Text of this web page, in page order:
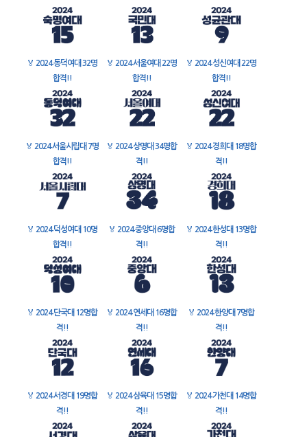
🏅 2024 동덕여대 32명
합격!!
🏅 2024 서울여대 22명
합격!!
🏅 2024 성신여대 22명
합격!!
🏅 2024 서울시립대 7명
합격!!
🏅 2024 상명대 34명합
격!!
🏅 2024 경희대 18명합
격!!
🏅 2024 덕성여대 10명
합격!!
🏅 2024 중앙대 6명합
격!!
🏅 2024 한성대 13명합
격!!
🏅 2024 단국대 12명합
격!!
🏅 2024 연세대 16명합
격!!
🏅 2024 한양대 7명합
격!!
🏅 2024 서경대 19명합
격!!
🏅 2024 삼육대 15명합
격!!
🏅 2024 가천대 14명합
격!!